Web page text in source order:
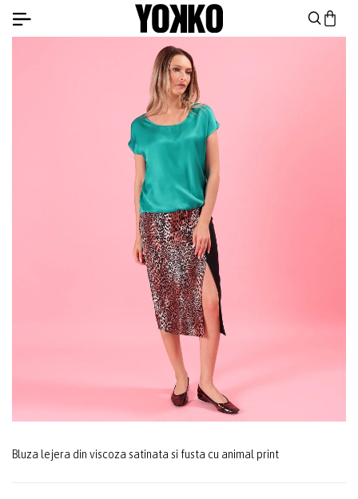
Bluza lejera din viscoza satinata si fusta cu animal print